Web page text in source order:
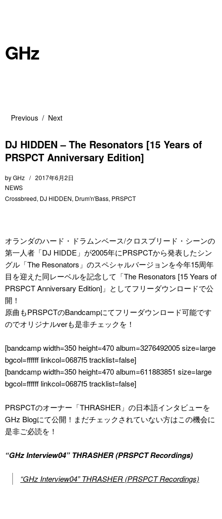
GHz
Next
Previous
DJ HIDDEN – The Resonators [15 Years of
PRSPCT Anniversary Edition]
byGHz
2017年6月2日
NEWS
Crossbreed, DJ HIDDEN, Drum'n'Bass, PRSPCT
オランダのハード・ドラムンベース/クロスブリード・シーンの
第一人者「DJ HIDDE」が2005年にPRSPCTから発表したシン
グル「The Resonators」のスペシャルバージョンを今年15周年
目を迎えた同レーベルを記念して「The Resonators [15 Years of
PRSPCT Anniversary Edition]」としてフリーダウンロードで公
開！
原曲もPRSPCTのBandcampにてフリーダウンロード可能です
のでオリジナルverも是非チェックを！
[bandcamp width=350 height=470 album=3276492005 size=large
bgcol=ffffff linkcol=0687f5 tracklist=false]
[bandcamp width=350 height=470 album=611883851 size=large
bgcol=ffffff linkcol=0687f5 tracklist=false]
PRSPCTのオーナー「THRASHER」の日本語インタビューを
GHz Blogにて公開！まだチェックされていない方はこの機会に
是非ご必読を！
“GHz Interview04” THRASHER (PRSPCT Recordings)
“GHz Interview04” THRASHER (PRSPCT Recordings)